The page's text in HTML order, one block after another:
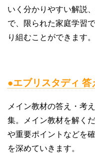
いく分かりやすい解説
で、限られた家庭学習
り組むことができます。
●エブリスタディ 答
メイン教材の答え・考
集。メイン教材を解く
や重要ポイントなどを
を深めていきます。